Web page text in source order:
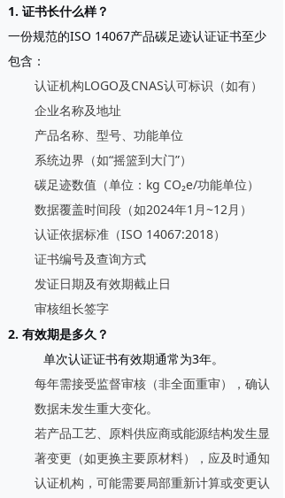
1. 证书长什么样？
一份规范的ISO 14067产品碳足迹认证证书至少
包含：
认证机构LOGO及CNAS认可标识（如有）
企业名称及地址
产品名称、型号、功能单位
系统边界（如“摇篮到大门”）
碳足迹数值（单位：kg CO₂e/功能单位）
数据覆盖时间段（如2024年1月~12月）
认证依据标准（ISO 14067:2018）
证书编号及查询方式
发证日期及有效期截止日
审核组长签字
2. 有效期是多久？
单次认证证书有效期通常为3年。
每年需接受监督审核 （非全面重审），确认
数据未发生重大变化。
若产品工艺、原料供应商或能源结构发生显
著变更（如更换主要原材料），应及时通知
认证机构，可能需要局部重新计算或变更认